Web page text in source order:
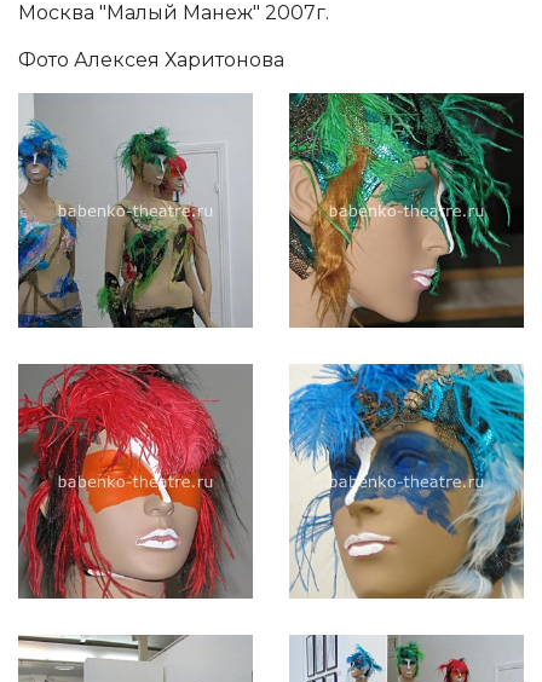
Москва "Малый Манеж" 2007г.
Фото Алексея Харитонова